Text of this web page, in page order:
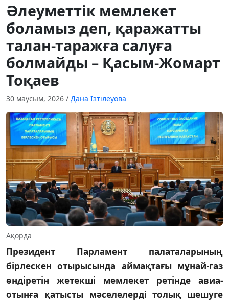
Әлеуметтік мемлекет
боламыз деп, қаражатты
талан-таражға салуға
болмайды – Қасым-Жомарт
Тоқаев
30 маусым, 2026 / Дана Ізтілеуова
Ақорда
Президент Парламент палаталарының
бірлескен отырысында аймақтағы мұнай-газ
өндіретін жетекші мемлекет ретінде авиа-
отынға қатысты мәселелерді толық шешуге